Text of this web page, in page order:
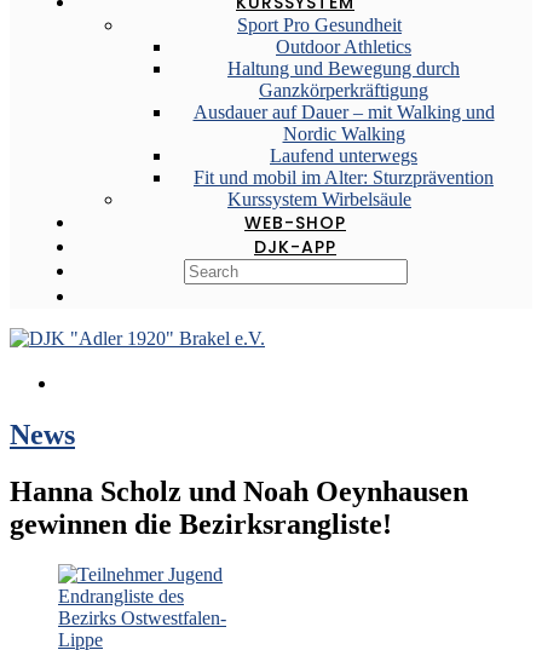
Sport Pro Gesundheit
Outdoor Athletics
Haltung und Bewegung durch
Ganzkörperkräftigung
Ausdauer auf Dauer – mit Walking und
Nordic Walking
Laufend unterwegs
Fit und mobil im Alter: Sturzprävention
Kurssystem Wirbelsäule
WEB-SHOP
DJK-APP
News
Hanna Scholz und Noah Oeynhausen
gewinnen die Bezirksrangliste!